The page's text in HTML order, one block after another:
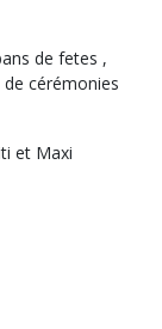
de fetes ,
cérémonies
et Maxi